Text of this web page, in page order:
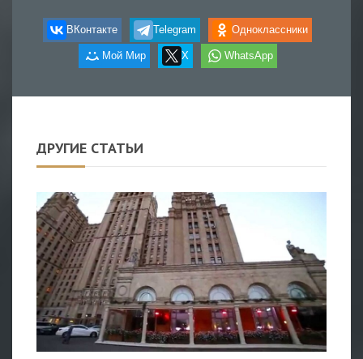
ВКонтакте Telegram Одноклассники
Мой Мир X WhatsApp
ДРУГИЕ СТАТЬИ